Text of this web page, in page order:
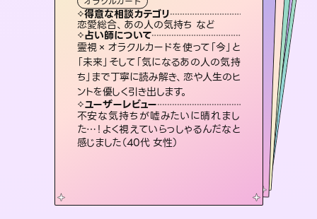
得意な相談カテゴリ
恋愛総合、あの人の気持ち など
占い師について
霊視×オラクルカードを使って「今」と
「未来」そして「気になるあの人の気持
ち」まで丁寧に読み解き、恋や人生のヒ
ントを優しく引き出します。
ユーザーレビュー
不安な気持ちが嘘みたいに晴れまし
た…！よく視えていらっしゃるんだなと
感じました（40代 女性）
スピリチュアル・リーディング
得意な相談カテゴリ
出逢い、片想い、復縁 など
占い師について
未来には何パターンもの選択肢があり
ます。不安で視えにくくなっているあな
たの素敵な未来を見つけ、その未来を
選択できるようアドバイスします。
ユーザーレビュー
職場の人の性質や人間関係、本心など
本当によく視えていてびっくり。対策が
打てて前向きになれます（40代）
スピリチュアル・リーディング
得意な相談カテゴリ
片想い、あの人の気持ち、復縁 など
占い師について
恋愛のお悩みの中でも特に「曖昧な関
係」の相談を得意としており、友達以上
恋人未満なお相手との今後や本音を丁
寧に読み解き恋愛成就へと導きます。
ユーザーレビュー
鑑定していただいてアドバイス通りに行
動すると仲が復活してきました。ありが
とうございました（40代 女性）
スピリチュアル・リーディング
得意な相談カテゴリ
片想い、あの人の気持ち、復縁 など
占い師について
3,700年以上の歴史を持つ東洋最古の占術「易占」で詳細まで占い、幸せへ向かう道筋を示します。厳しい結果にも具体的な対策をお伝えします。
ユーザーレビュー
複雑な背景もしっかり聞いて鑑定して
いただけました。気持ちが楽になりまし
た（50代 女性）
ルーン
得意な相談カテゴリ
恋愛総合、片想い、二人の未来 など
占い師について
復縁、恋愛、不倫の行方、同性愛や片
思い、仕事関係や借金問題まで知りた
いことや心の負担になっていることを
紐解き、背中をそっと押して導きます。
ユーザーレビュー
安心感のあり、言い切ってくれる所や濁
さない鑑定のおかげで、毎回自分の気
持ちを整えられます（30代 男性）
霊視・オーラ タロット
スピリチュアル・リーディング
得意な相談カテゴリ
片想い、二人の未来、年の差 など
占い師について
連絡再開、復縁、成就などの報告実績
多数。セラピストとして2万超の施術経
験があるからこそできる鑑定で、より良
い未来をサポートします。
ユーザーレビュー
とても心温まる鑑定でした。しかもこち
らは何も言っていないのに視えていらっ
しゃるんだなと驚きです（30代女性）